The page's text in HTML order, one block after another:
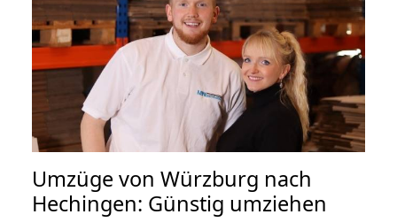
Umzüge von Würzburg nach
Hechingen: Günstig umziehen